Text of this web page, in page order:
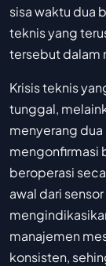
sisa waktu dua
teknis yang
tersebut dalam
Krisis teknis
tunggal,
menyerang
mengonfirmasi
beroperasi
awal dari
manajemen
konsisten,